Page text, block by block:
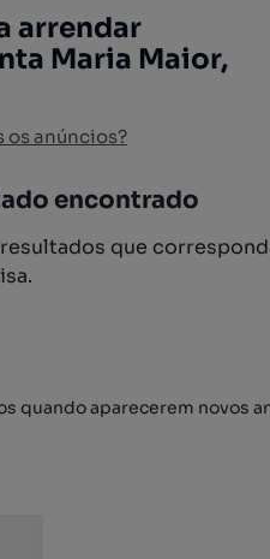
arrendar
Maria Maior,
os anúncios?
encontrado
que
quando aparecerem novos